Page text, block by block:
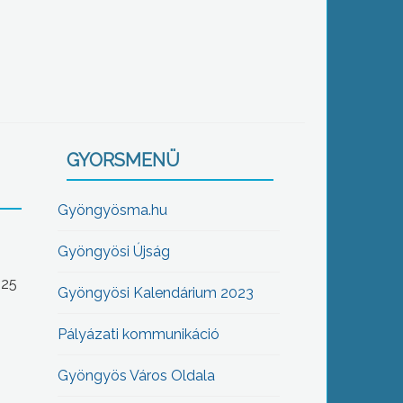
GYORSMENÜ
Gyöngyösma.hu
Gyöngyösi Újság
Gyöngyösi Kalendárium 2023
Pályázati kommunikáció
Gyöngyös Város Oldala